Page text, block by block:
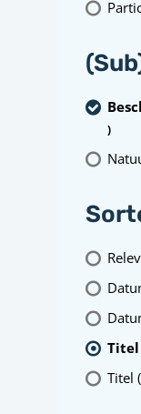
)
Titel
Titel